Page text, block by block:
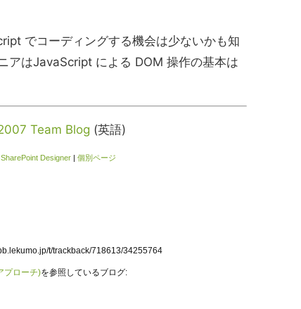
でコーディングする機会は少ないかも知
アはJavaScript による DOM 操作の基本は
Team Blog (英語)
SharePoint Designer | 個別ページ
t/trackback/718613/34255764
プローチ)を参照しているブログ: